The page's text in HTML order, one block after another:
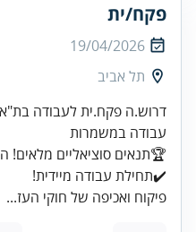
פקח/ית
19/04/2026
תל אביב
✔️תחילת עבודה מיידית!
פיקוח ואכיפה של חוקי העז...